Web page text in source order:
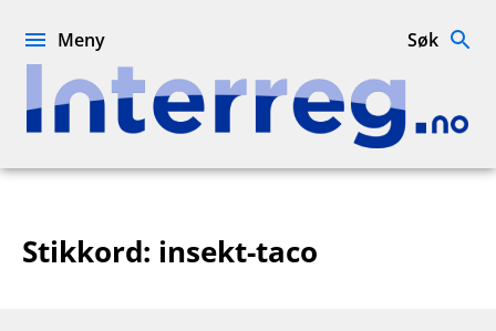
Interreg.no
Meny Søk
Stikkord: insekt-taco